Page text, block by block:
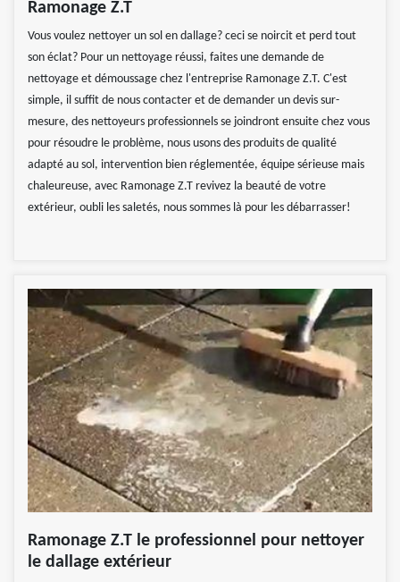
Ramonage Z.T
Vous voulez nettoyer un sol en dallage? ceci se noircit et perd tout
son éclat? Pour un nettoyage réussi, faites une demande de
nettoyage et démoussage chez l'entreprise Ramonage Z.T. C'est
simple, il suffit de nous contacter et de demander un devis sur-
mesure, des nettoyeurs professionnels se joindront ensuite chez vous
pour résoudre le problème, nous usons des produits de qualité
adapté au sol, intervention bien réglementée, équipe sérieuse mais
chaleureuse, avec Ramonage Z.T revivez la beauté de votre
extérieur, oubli les saletés, nous sommes là pour les débarrasser!
Ramonage Z.T le professionnel pour nettoyer
le dallage extérieur